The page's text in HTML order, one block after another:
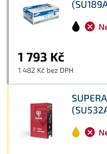
1 793 Kč
1 482 Kč bez DPH